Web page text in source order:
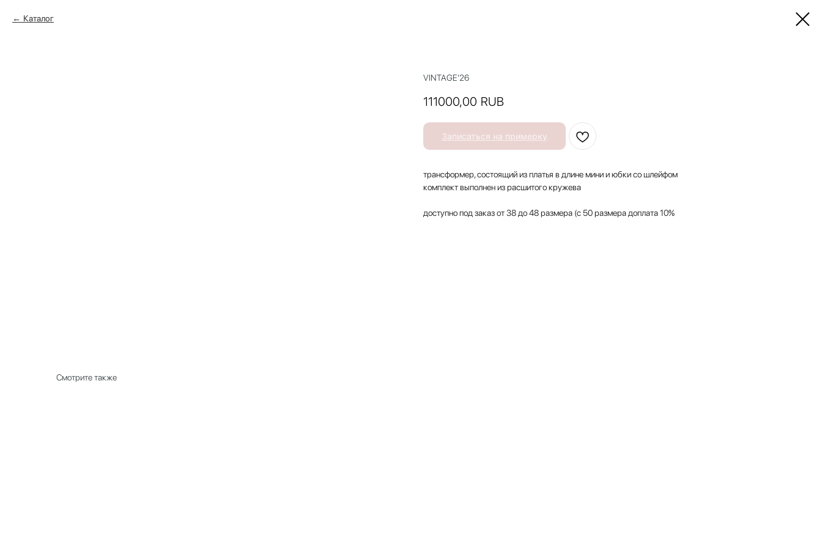
Каталог
VINTAGE’26
111000,00 RUB
Записаться на примерку
трансформер, состоящий из платья в длине мини и юбки со шлейфом
комплект выполнен из расшитого кружева
доступно под заказ от 38 до 48 размера (с 50 размера доплата 10%
Смотрите также